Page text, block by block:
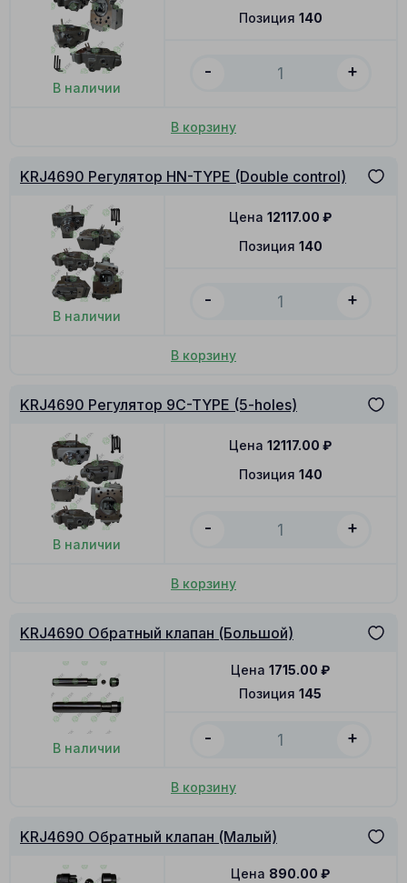
В наличии
Позиция 140
- +
В корзину
KRJ4690 Регулятор HN-TYPE (Double control)
В наличии
Позиция 140
Цена 12117.00 ₽
- +
В корзину
KRJ4690 Регулятор 9C-TYPE (5-holes)
В наличии
Позиция 140
Цена 12117.00 ₽
- +
В корзину
KRJ4690 Обратный клапан (Большой)
В наличии
Позиция 145
Цена 1715.00 ₽
- +
В корзину
KRJ4690 Обратный клапан (Малый)
Цена 890.00 ₽